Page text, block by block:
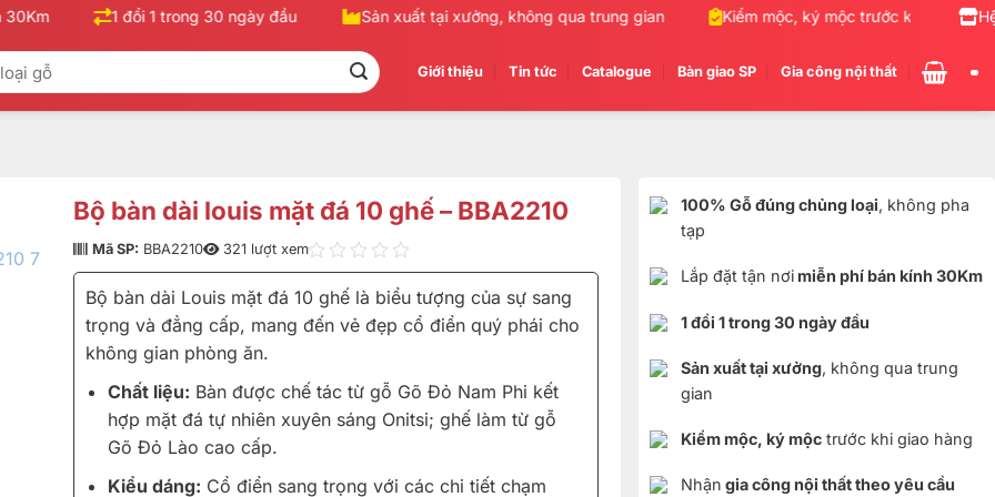
1 đổi 1 trong 30 ngày đầu Sản xuất tại xưởng, không qua trung gian Kiểm mộc, ký mộc trước khi giao hàng
Giới thiệu Tin tức Catalogue Bàn giao SP Gia công nội thất
100% Gỗ đúng chủng loại, không pha
tạp
Lắp đặt tận nơimiễn phí bán kính 30Km
1 đổi 1 trong 30 ngày đầu
Sản xuất tại xưởng, không qua trung
gian
Kiểm mộc, ký mộctrước khi giao hàng
Nhận gia công nội thất theo yêu cầu
Bộ bàn dài louis mặt đá 10 ghế – BBA2210
Mã SP: BBA2210 321 lượt xem
Bộ bàn dài Louis mặt đá 10 ghế là biểu tượng của sự sang
trọng và đẳng cấp, mang đến vẻ đẹp cổ điển quý phái cho
không gian phòng ăn.
Chất liệu: Bàn được chế tác từ gỗ Gõ Đỏ Nam Phi kết
hợp mặt đá tự nhiên xuyên sáng Onitsi; ghế làm từ gỗ
Gõ Đỏ Lào cao cấp.
Kiểu dáng: Cổ điển sang trọng với các chi tiết chạm